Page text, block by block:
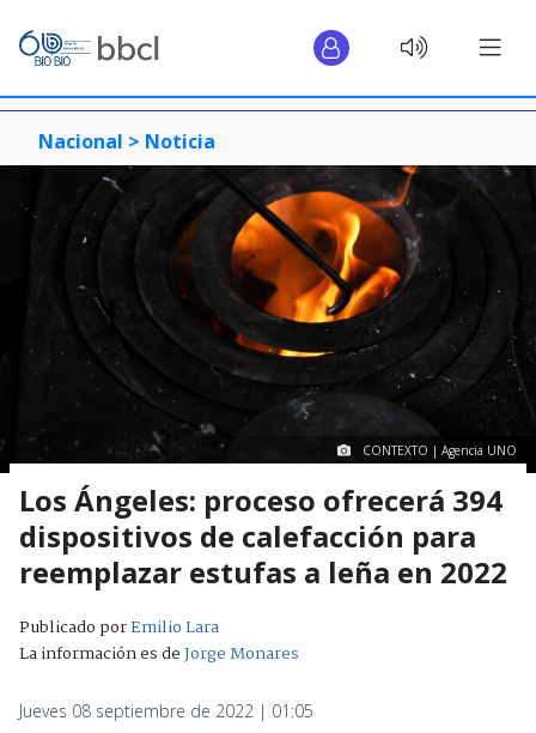
Nacional > Noticia
CONTEXTO | Agencia UNO
Los Ángeles: proceso ofrecerá 394
dispositivos de calefacción para
reemplazar estufas a leña en 2022
Publicado porEmilio Lara
La información es deJorge Monares
Jueves 08 septiembre de 2022 | 01:05